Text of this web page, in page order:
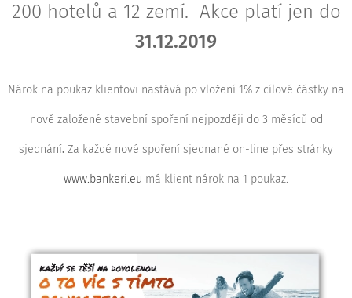
200 hotelů a 12 zemí. Akce platí jen do
31.12.2019
Nárok na poukaz klientovi nastává po vložení 1% z cílové částky na
nově založené stavební spoření nejpozději do 3 měsíců od
sjednání. Za každé nové spoření sjednané on-line přes stránky
www.bankeri.eu má klient nárok na 1 poukaz.